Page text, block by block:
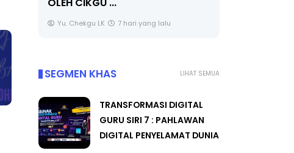
Unknown
LIHAT SEMUA
SEGMEN KHAS
TRANSFORMASI DIGITAL
GURU SIRI 7 : PAHLAWAN
DIGITAL PENYELAMAT DUNIA